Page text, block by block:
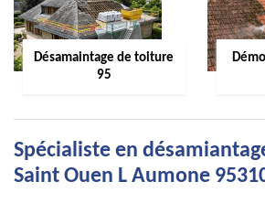
Désamaintage de toiture
95
Spécialiste en
Saint Ouen L Aumone